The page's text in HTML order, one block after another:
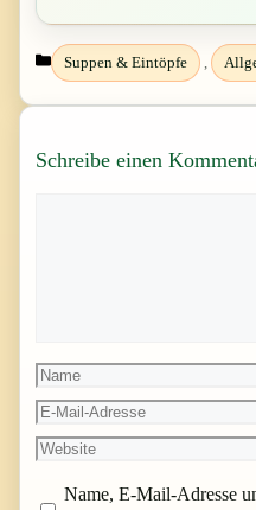
Kategorien
Suppen & Eintöpfe
Schreibe einen
Name
E-
Mail-
Website
Name, E-Mail-Adresse